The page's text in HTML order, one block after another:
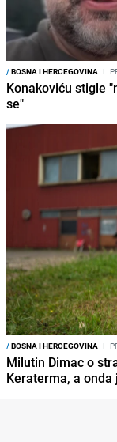
/BOSNA I HERCEGOVINA I
Konakoviću stigle
se"
/BOSNA I HERCEGOVINA I
Milutin Dimac o
Keraterma, a onda